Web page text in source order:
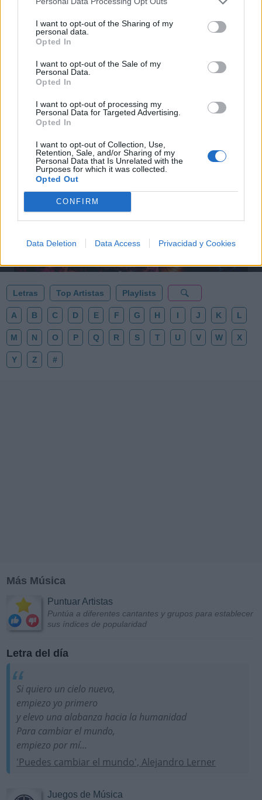
I want to opt-out of the Sharing of my
personal data.
Opted In
I want to opt-out of the Sale of my
Personal Data.
Opted In
I want to opt-out of processing my
Personal Data for Targeted Advertising.
Opted In
I want to opt-out of Collection, Use,
Retention, Sale, and/or Sharing of my
Personal Data that Is Unrelated with the
Purposes for which it was collected.
Opted Out
CONFIRM
Data Deletion Data Access Privacidad y Cookies
🪐🚀 Canciones para Ver las Estrellas:
Psicodelia y Space Rock 🎸✨
🌌🚀 Viaje intergaláctico: la mejor selección de
psicodelia, space rock y atmósferas cósmicas para
al firmamento y siente la gravedad cero. 💾 ¡Guarda
esta colección para tu próxima noche estrellada!
Letras Top Artistas Playlists
A B C D E F G H I J K L
M N O P Q R S T U V W X
Y Z #
Más Música
Puntuar Artistas
Puntúa a diferentes cantantes y grupos para establecer
sus índices de popularidad
Letra del día
Si quiero un cielo nuevo,
empiezo yo primero
y elevo una alabanza hacia la humanidad
Para cambiar el mundo,
empiezo por mí...
'Puedes cambiar el mundo', Alejandro Lerner
Juegos de Música